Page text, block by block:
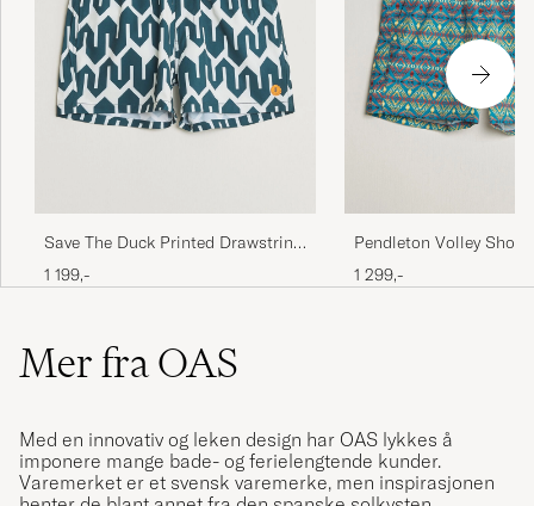
Save The Duck Printed Drawstring
Swimshorts Zig Zag
1 199,-
Pendleton Volley
Earthquake
1 299,-
Mer fra OAS
Med en innovativ og leken design har OAS lykkes å
imponere mange bade- og ferielengtende kunder.
Varemerket er et svensk varemerke, men inspirasjonen